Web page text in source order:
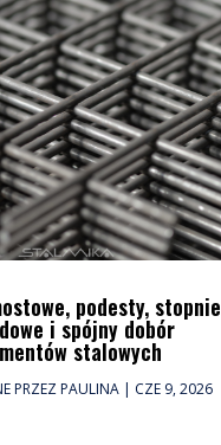
podesty, stopnie
i spójny dobór
stalowych
PRZEZPAULINA CZE 9, 2026